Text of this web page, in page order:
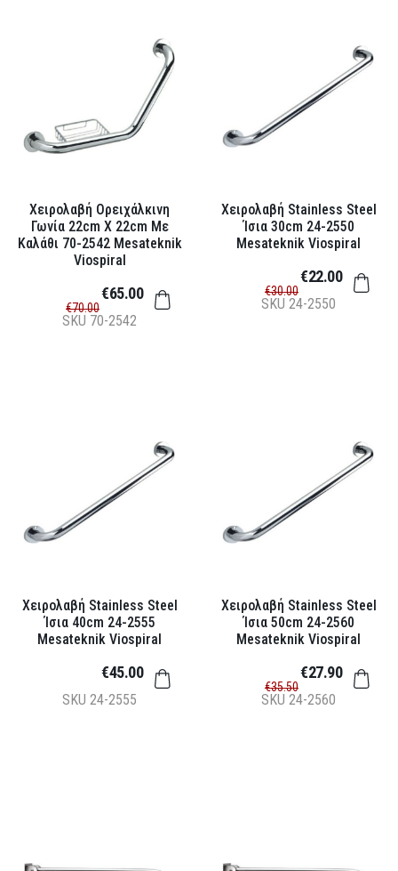
Χειρολαβή Ορειχάλκινη
Γωνία 22cm X 22cm Με
Καλάθι 70-2542 Mesateknik
Viospiral
SKU 70-2542
€70.00
€65.00
Χειρολαβή Stainless Steel
Ίσια 30cm 24-2550
Mesateknik Viospiral
SKU 24-2550
€30.00
€22.00
Χειρολαβή Stainless Steel
Ίσια 40cm 24-2555
Mesateknik Viospiral
SKU 24-2555
€45.00
Χειρολαβή Stainless Steel
Ίσια 50cm 24-2560
Mesateknik Viospiral
SKU 24-2560
€35.50
€27.90